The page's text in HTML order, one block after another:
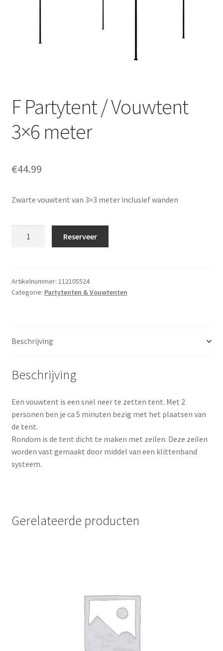
Privacybeleid
F Partytent / Vouwtent
3×6 meter
€44.99
Zwarte vouwtent van 3×3 meter inclusief wanden
3x6
meter
Reserveer
Artikelnummer: 112105524
Categorie: Partytenten & Vouwtenten
Beschrijving
Beschrijving
Een vouwtent is een snel neer te zetten tent. Met 2
personen ben je ca 5 minuten bezig met het plaatsen van
de tent.
Rondom is de tent dicht te maken met zeilen. Deze zeilen
worden vast gemaakt door middel van een klittenband
systeem.
Gerelateerde producten